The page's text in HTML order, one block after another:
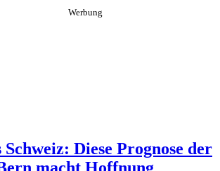
Diese Prognose der